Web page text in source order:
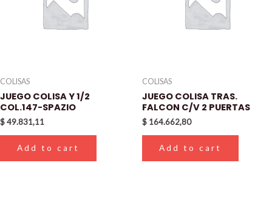
COLISAS
JUEGO COLISA Y 1/2
COL.147-SPAZIO
$49.831,11
Add to cart
COLISAS
JUEGO COLISA TRAS.
FALCON C/V 2 PUERTAS
$ 164.662,80
Add to cart